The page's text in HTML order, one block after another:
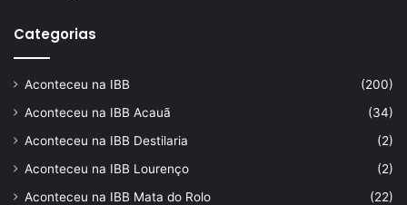
Categorias
Aconteceu na IBB
(200)
Aconteceu na IBB Acauã
(34)
Aconteceu na IBB Destilaria
(2)
Aconteceu na IBB Lourenço
(2)
Aconteceu na IBB Mata do Rolo
(22)